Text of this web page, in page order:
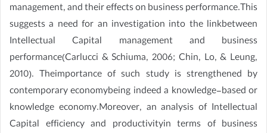
management, and their effects on business performance.This
suggests a need for an investigation into the linkbetween
Intellectual Capital management and business
performance(Carlucci & Schiuma, 2006; Chin, Lo, & Leung,
2010). Theimportance of such study is strengthened by
contemporary economybeing indeed a knowledge-based or
knowledge economy.Moreover, an analysis of Intellectual
Capital efficiency and productivityin terms of business